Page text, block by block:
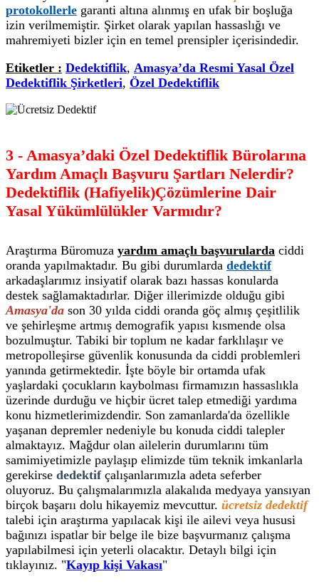
protokollerle garanti altına alınmış en ufak bir boşluğa
izin verilmemiştir. Şirket olarak yapılan hassaslığı ve
mahremiyeti bizler için en temel prensipler içerisindedir.
Etiketler : Dedektiflik, Amasya’da Resmi Yasal Özel
Dedektiflik Şirketleri, Özel Dedektiflik
3 - Amasya’daki Özel Dedektiflik Bürolarına
Yardım Amaçlı Başvuru Şartları Nelerdir?
Dedektiflik (Hafiyelik)Çözümlerine Dair
Yasal Yükümlülükler Varmıdır?
Araştırma Büromuza yardım amaçlı başvurularda ciddi
oranda yapılmaktadır. Bu gibi durumlarda dedektif
arkadaşlarımız insiyatif olarak bazı hassas konularda
destek sağlamaktadırlar. Diğer illerimizde olduğu gibi
Amasya'da son 30 yılda ciddi oranda göç almış çeşitlilik
ve şehirleşme artmış demografik yapısı kısmende olsa
bozulmuştur. Tabiki bir toplum ne kadar farklılaşır ve
metropolleşirse güvenlik konusunda da ciddi problemleri
yanında getirmektedir. İşte böyle bir ortamda ufak
yaşlardaki çocukların kaybolması firmamızın hassaslıkla
üzerinde durduğu ve hiçbir ücret talep etmediği yardıma
konu hizmetlerimizdendir. Son zamanlarda'da özellikle
yaşanan depremler nedeniyle bu konuda ciddi talepler
almaktayız. Mağdur olan ailelerin durumlarını tüm
samimiyetimizle paylaşıp elimizde tüm teknik imkanlarla
gerekirse dedektifçalışanlarımızla adeta seferber
oluyoruz. Bu çalışmalarımızla alakalıda medyaya yansıyan
birçok başarıı dolu hikayemiz mevcuttur. ücretsiz dedektif
talebi için araştırma yapılacak kişi ile ailevi veya hususi
bağınızı ispatlar bir belge ile bize başvurmanız çalışma
yapılabilmesi için yeterli olacaktır. Detaylı bilgi için
tıklayınız. "Kayıp kişi Vakası"